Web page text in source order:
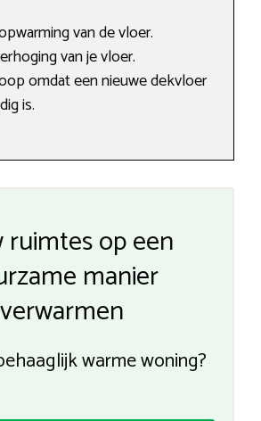
van de vloer.
van je vloer.
omdat een nieuwe dekvloer
is.
ruimtes op een
manier
verwarmen
warme woning?